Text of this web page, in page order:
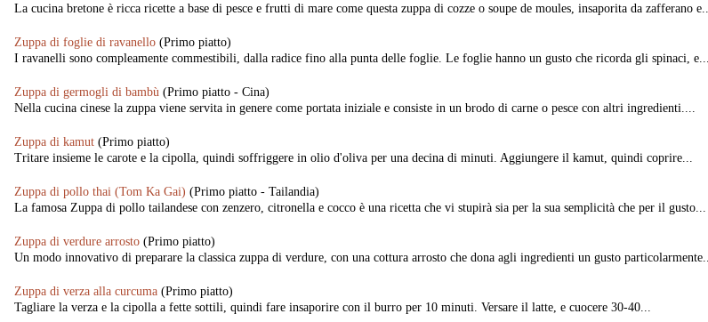
La cucina bretone è ricca ricette a base di pesce e frutti di mare come questa zuppa di cozze o soupe de moules, insaporita da zafferano e...
Zuppa di foglie di ravanello (Primo piatto)
I ravanelli sono compleamente commestibili, dalla radice fino alla punta delle foglie. Le foglie hanno un gusto che ricorda gli spinaci, e...
Zuppa di germogli di bambù (Primo piatto - Cina)
Nella cucina cinese la zuppa viene servita in genere come portata iniziale e consiste in un brodo di carne o pesce con altri ingredienti....
Zuppa di kamut (Primo piatto)
Tritare insieme le carote e la cipolla, quindi soffriggere in olio d'oliva per una decina di minuti. Aggiungere il kamut, quindi coprire...
Zuppa di pollo thai (Tom Ka Gai) (Primo piatto - Tailandia)
La famosa Zuppa di pollo tailandese con zenzero, citronella e cocco è una ricetta che vi stupirà sia per la sua semplicità che per il gusto...
Zuppa di verdure arrosto (Primo piatto)
Un modo innovativo di preparare la classica zuppa di verdure, con una cottura arrosto che dona agli ingredienti un gusto particolarmente...
Zuppa di verza alla curcuma (Primo piatto)
Tagliare la verza e la cipolla a fette sottili, quindi fare insaporire con il burro per 10 minuti. Versare il latte, e cuocere 30-40...